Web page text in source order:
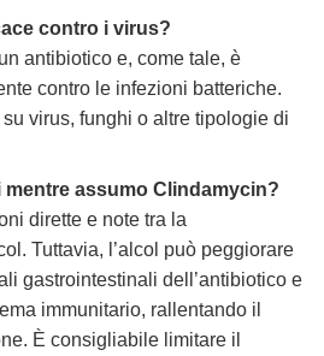
contro i virus?
antibiotico e, come tale, è
contro le infezioni batteriche.
virus, funghi o altre tipologie di
mentre assumo Clindamycin?
dirette e note tra la
Tuttavia, l’alcol può peggiorare
gastrointestinali dell’antibiotico e
immunitario, rallentando il
È consigliabile limitare il